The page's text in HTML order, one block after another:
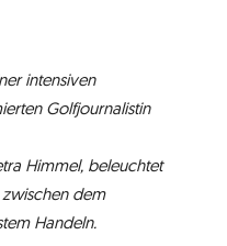
intensiven
Golfjournalistin
Himmel, beleuchtet
dem
Handeln.